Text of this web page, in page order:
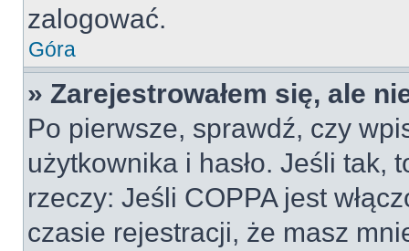
zalogować.
Góra
» Zarejestrowałem się, ale
Po pierwsze, sprawdź, czy
użytkownika i hasło. Jeśli tak,
rzeczy: Jeśli COPPA jest
czasie rejestracji, że masz